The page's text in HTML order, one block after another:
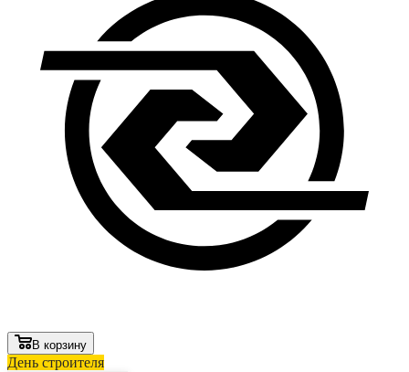
В корзину
День строителя